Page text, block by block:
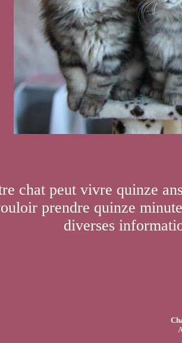
chat peut vivre quinze
prendre quinze
diverses